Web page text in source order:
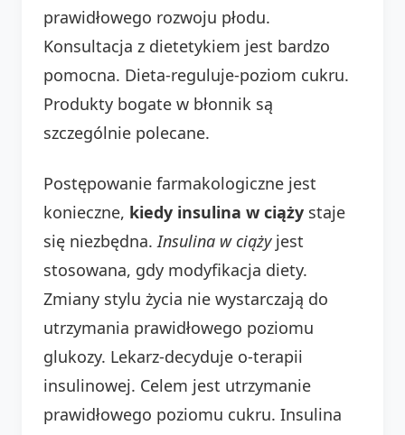
prawidłowego rozwoju płodu.
Konsultacja z dietetykiem jest bardzo
pomocna. Dieta-reguluje-poziom cukru.
Produkty bogate w błonnik są
szczególnie polecane.
Postępowanie farmakologiczne jest
konieczne, kiedy insulina w ciąży staje
się niezbędna. Insulina w ciążyjest
stosowana, gdy modyfikacja diety.
Zmiany stylu życia nie wystarczają do
utrzymania prawidłowego poziomu
glukozy. Lekarz-decyduje o-terapii
insulinowej. Celem jest utrzymanie
prawidłowego poziomu cukru. Insulina